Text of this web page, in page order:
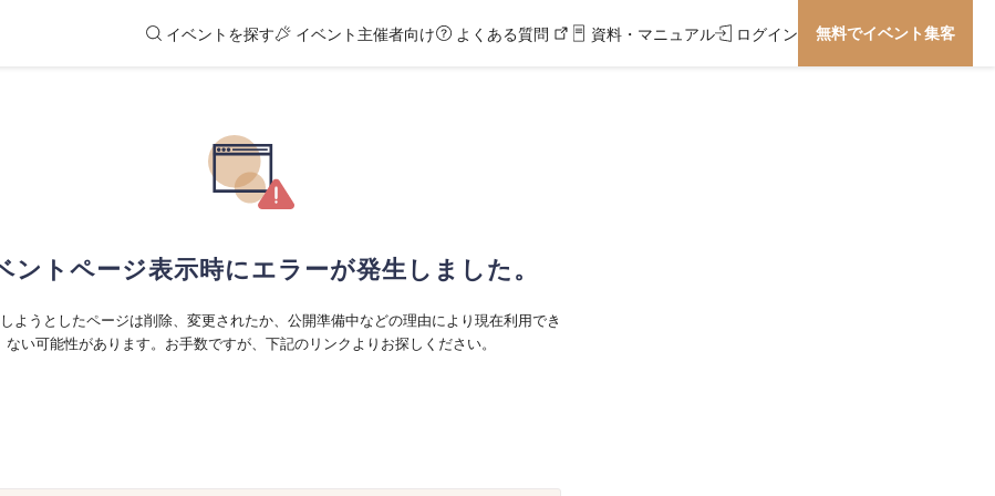
イベントを探す イベント主催者向け よくある質問 資料・マニュアル ログイン 無料でイベント集客
ントページ表示時にエラーが発生しました。
ようとしたページは削除、変更されたか、公開準備中などの理由により現在利用でき
ない可能性があります。お手数ですが、下記のリンクよりお探しください。